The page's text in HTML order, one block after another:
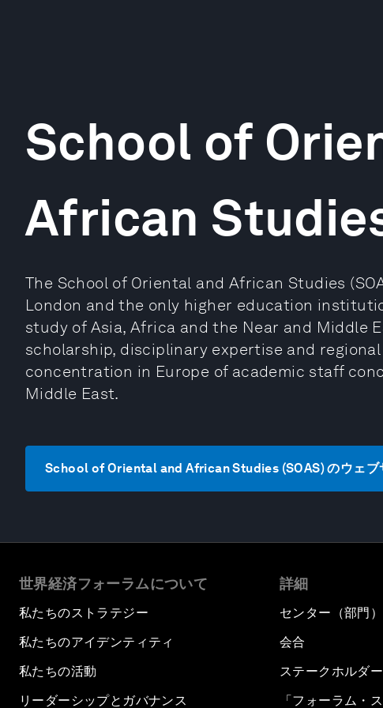
School of
African
The School of Oriental and African Studies
London and the only higher education
study of Asia, Africa and the Near and Middle
scholarship, disciplinary expertise and
concentration in Europe of academic staff
Middle East.
School of Oriental and African Studies (SOAS) のウェブ
世界経済フォーラムについて
私たちのストラテジー
私たちのアイデンティティ
私たちの活動
リーダーシップとガバナンス
詳細
センター（部門）
会合
ステークホルダ
「フォーラム・